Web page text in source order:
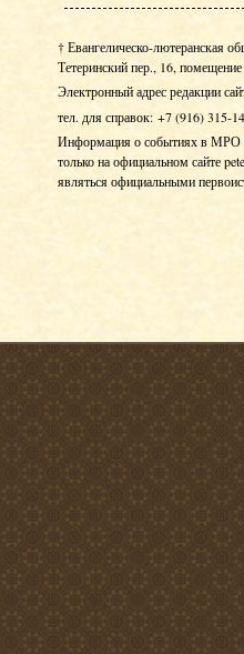
† Евангелическо-лютеранская
Тетеринский пер., 16,
Электронный адрес редакции
тел. для справок: +7 (916) 315-
Информация о событиях в МРО
только на официальном сайте
являться официальными